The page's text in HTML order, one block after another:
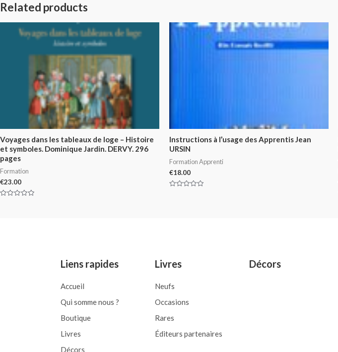
Related products
Voyages dans les tableaux de loge – Histoire
et symboles. Dominique Jardin. DERVY. 296
pages
Formation
€23.00
Instructions à l’usage des Apprentis Jean
URSIN
Formation Apprenti
€18.00
Liens rapides
Accueil
Qui somme nous ?
Boutique
Livres
Décors
Livres
Neufs
Occasions
Rares
Éditeurs partenaires
Décors